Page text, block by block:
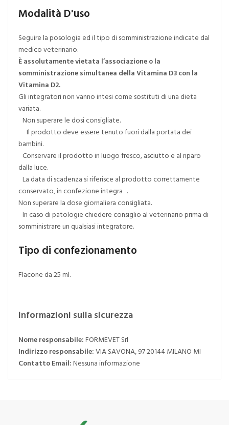
Modalità D'uso
Seguire la posologia ed il tipo di somministrazione indicate dal
medico veterinario.
È assolutamente vietata l’associazione o la
somministrazione simultanea della Vitamina D3 con la
Vitamina D2.
Gli integratori non vanno intesi come sostituti di una dieta
variata.
Non superare le dosi consigliate.
Il prodotto deve essere tenuto fuori dalla portata dei
bambini.
Conservare il prodotto in luogo fresco, asciutto e al riparo
dalla luce.
La data di scadenza si riferisce al prodotto correttamente
conservato, in confezione integra .
Non superare la dose giornaliera consigliata.
In caso di patologie chiedere consiglio al veterinario prima di
somministrare un qualsiasi integratore.
Tipo di confezionamento
Flacone da 25 ml.
Informazioni sulla sicurezza
Nome responsabile:FORMEVET Srl
Indirizzo responsabile:VIA SAVONA, 97 20144 MILANO MI
Contatto Email:Nessuna informazione